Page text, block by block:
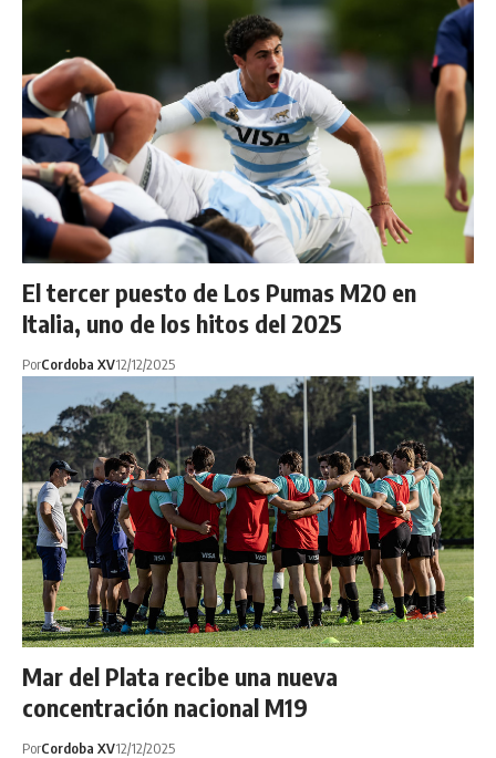
El tercer puesto de Los Pumas M20 en
Italia, uno de los hitos del 2025
PorCordoba XV12/12/2025
Mar del Plata recibe una nueva
concentración nacional M19
PorCordoba XV12/12/2025